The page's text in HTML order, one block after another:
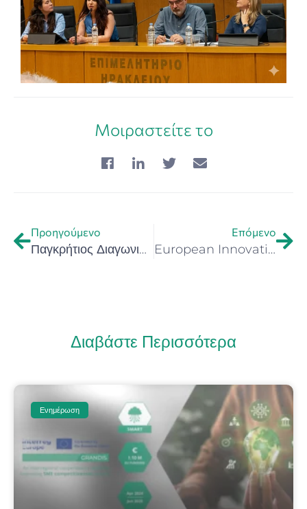
Μοιραστείτε το
Προηγούμενο
Παγκρήτιος Διαγωνισμός Νέου Σεφ 2026 – “European Young Chef Award 2026” – Κρήτη Ευρωπαϊκή Περιφέρεια Γαστρονομίας 2026 (Ανοικτή πρόσκληση συμμετοχής)
Επόμενο
European Innovation Ecosystems (EIE) 2021–2025 | Νέα έκθεση της Ευρωπαϊκής Επιτροπής αποτυπώνει τη συμμετοχή κάθε χώρας στο EIE. H Κρήτη ξεχωρίζει ως «Κοιλάδα Περιφερειακής Καινοτομίας»
Διαβάστε Περισσότερα
Ενημέρωση